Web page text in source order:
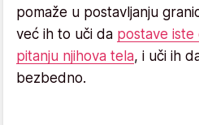
pomaže u postavljanju
već ih to uči da postave iste
pitanju njihova tela, i uči ih
bezbedno.